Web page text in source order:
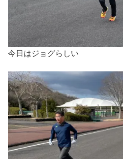
今日はジョグらしい